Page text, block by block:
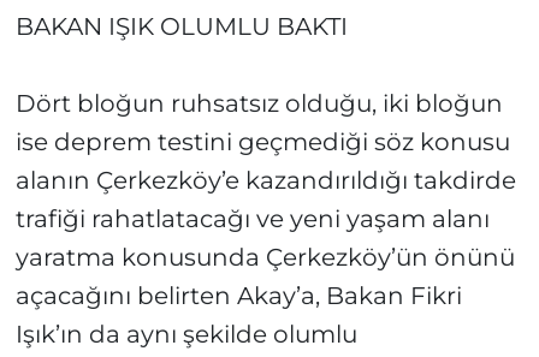
BAKAN IŞIK OLUMLU BAKTI
Dört bloğun ruhsatsız olduğu, iki bloğun
ise deprem testini geçmediği söz konusu
alanın Çerkezköy’e kazandırıldığı takdirde
trafiği rahatlatacağı ve yeni yaşam alanı
yaratma konusunda Çerkezköy’ün önünü
açacağını belirten Akay’a, Bakan Fikri
Işık’ın da aynı şekilde olumlu